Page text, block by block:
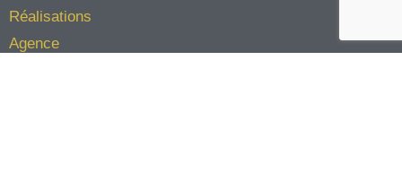
Réalisations
Agence